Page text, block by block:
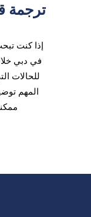
إذا كنت
للحالات